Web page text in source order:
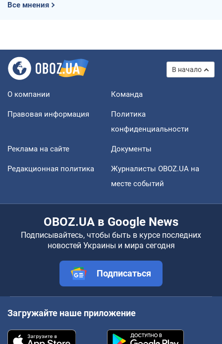
Все мнения
В начало
О компании Команда
Правовая информация
Политика
конфиденциальности
Реклама на сайте Документы
Редакционная политика
Журналисты OBOZ.UA на
месте событий
OBOZ.UA в Google News
Подписывайтесь, чтобы быть в курсе последних
новостей Украины и мира сегодня
Подписаться
Загружайте наше приложение